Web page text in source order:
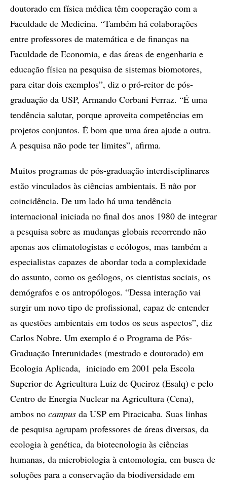
doutorado em física médica têm cooperação com a
Faculdade de Medicina. “Também há colaborações
entre professores de matemática e de finanças na
Faculdade de Economia, e das áreas de engenharia e
educação física na pesquisa de sistemas biomotores,
para citar dois exemplos”, diz o pró-reitor de pós-
graduação da USP, Armando Corbani Ferraz. “É uma
tendência salutar, porque aproveita competências em
projetos conjuntos. É bom que uma área ajude a outra.
A pesquisa não pode ter limites”, afirma.
Muitos programas de pós-graduação interdisciplinares
estão vinculados às ciências ambientais. E não por
coincidência. De um lado há uma tendência
internacional iniciada no final dos anos 1980 de integrar
a pesquisa sobre as mudanças globais recorrendo não
apenas aos climatologistas e ecólogos, mas também a
especialistas capazes de abordar toda a complexidade
do assunto, como os geólogos, os cientistas sociais, os
demógrafos e os antropólogos. “Dessa interação vai
surgir um novo tipo de profissional, capaz de entender
as questões ambientais em todos os seus aspectos”, diz
Carlos Nobre. Um exemplo é o Programa de Pós-
Graduação Interunidades (mestrado e doutorado) em
Ecologia Aplicada, iniciado em 2001 pela Escola
Superior de Agricultura Luiz de Queiroz (Esalq) e pelo
Centro de Energia Nuclear na Agricultura (Cena),
ambos no campus da USP em Piracicaba. Suas linhas
de pesquisa agrupam professores de áreas diversas, da
ecologia à genética, da biotecnologia às ciências
humanas, da microbiologia à entomologia, em busca de
soluções para a conservação da biodiversidade em